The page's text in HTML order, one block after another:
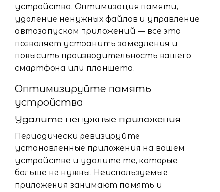
устройства. Оптимизация памяти,
удаление ненужных файлов и управление
автозапуском приложений — все это
позволяет устранить замедления и
повысить производительность вашего
смартфона или планшета.
Оптимизируйте память
устройства
Удалите ненужные приложения
Периодически ревизируйте
установленные приложения на вашем
устройстве и удалите те, которые
больше не нужны. Неиспользуемые
приложения занимают память и